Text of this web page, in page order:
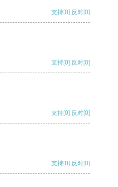
支持[0] 反对[0]
支持[0] 反对[0]
支持[0] 反对[0]
支持[0] 反对[0]